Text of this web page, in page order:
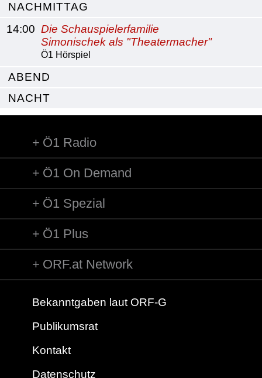
NACHMITTAG
14:00 Die Schauspielerfamilie
Simonischek als "Theatermacher"
Ö1 Hörspiel
ABEND
NACHT
Ö1 Radio
Ö1 On Demand
Ö1 Spezial
Ö1 Plus
ORF.at Network
Bekanntgaben laut ORF-G
Publikumsrat
Kontakt
Datenschutz